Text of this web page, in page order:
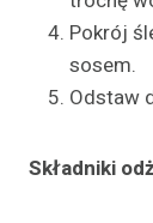
Pokrój
sosem.
Odstaw
Składniki